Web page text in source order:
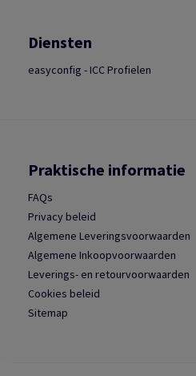
Diensten
easyconfig - ICC Profielen
Praktische informatie
FAQs
Privacy beleid
Algemene Leveringsvoorwaarden
Algemene Inkoopvoorwaarden
Leverings- en retourvoorwaarden
Cookies beleid
Sitemap